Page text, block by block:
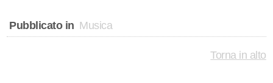
Pubblicato in Musica
Torna in alto